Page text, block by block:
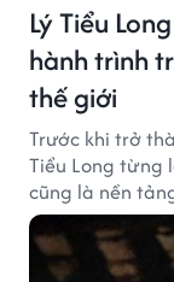
Lý Tiểu
hành trình
thế giới
Trước khi trở
Tiểu Long từng
cũng là nền